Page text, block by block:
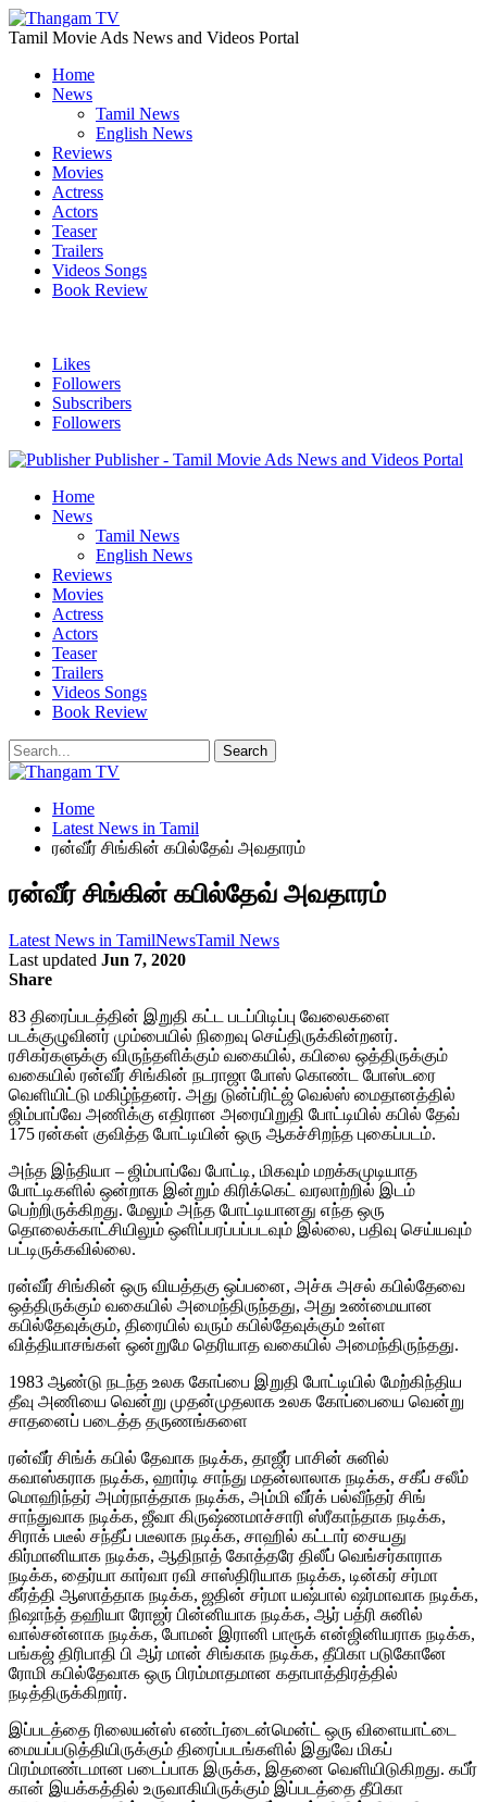
Tamil Movie Ads News and Videos Portal
Home
News
Tamil News
English News
Reviews
Movies
Actress
Actors
Teaser
Trailers
Videos Songs
Book Review
Likes
Followers
Subscribers
Followers
Publisher - Tamil Movie Ads News and Videos Portal
Home
News
Tamil News
English News
Reviews
Movies
Actress
Actors
Teaser
Trailers
Videos Songs
Book Review
Home
Latest News in Tamil
ரன்வீர் சிங்கின் கபில்தேவ் அவதாரம்
ரன்வீர் சிங்கின் கபில்தேவ் அவதாரம்
Latest News in TamilNewsTamil News
Last updated Jun 7, 2020
Share
83 திரைப்படத்தின் இறுதி கட்ட படப்பிடிப்பு வேலைகளை
படக்குழுவினர் மும்பையில் நிறைவு செய்திருக்கின்றனர்.
ரசிகர்களுக்கு விருந்தளிக்கும் வகையில், கபிலை ஒத்திருக்கும்
வகையில் ரன்வீர் சிங்கின் நடராஜா போஸ் கொண்ட போஸ்டரை
வெளியிட்டு மகிழ்ந்தனர். அது டுன்ப்ரிட்ஜ் வெல்ஸ் மைதானத்தில்
ஜிம்பாப்வே அணிக்கு எதிரான அரையிறுதி போட்டியில் கபில் தேவ்
175 ரன்கள் குவித்த போட்டியின் ஒரு ஆகச்சிறந்த புகைப்படம்.
அந்த இந்தியா – ஜிம்பாப்வே போட்டி, மிகவும் மறக்கமுடியாத
போட்டிகளில் ஒன்றாக இன்றும் கிரிக்கெட் வரலாற்றில் இடம்
பெற்றிருக்கிறது. மேலும் அந்த போட்டியானது எந்த ஒரு
தொலைக்காட்சியிலும் ஒளிப்பரப்பப்படவும் இல்லை, பதிவு செய்யவும்
பட்டிருக்கவில்லை.
ரன்வீர் சிங்கின் ஒரு வியத்தகு ஒப்பனை, அச்சு அசல் கபில்தேவை
ஒத்திருக்கும் வகையில் அமைந்திருந்தது, அது உண்மையான
கபில்தேவுக்கும், திரையில் வரும் கபில்தேவுக்கும் உள்ள
வித்தியாசங்கள் ஒன்றுமே தெரியாத வகையில் அமைந்திருந்தது.
1983 ஆண்டு நடந்த உலக கோப்பை இறுதி போட்டியில் மேற்கிந்திய
தீவு அணியை வென்று முதன்முதலாக உலக கோப்பையை வென்று
சாதனைப் படைத்த தருணங்களை
ரன்வீர் சிங்க் கபில் தேவாக நடிக்க, தாஜீர் பாசின் சுனில்
கவாஸ்கராக நடிக்க, ஹார்டி சாந்து மதன்லாலாக நடிக்க, சகீப் சலீம்
மொஹிந்தர் அமர்நாத்தாக நடிக்க, அம்மி வீர்க் பல்வீந்தர் சிங்
சாந்துவாக நடிக்க, ஜீவா கிருஷ்ணமாச்சாரி ஸ்ரீகாந்தாக நடிக்க,
சிராக் படீல் சந்தீப் படீலாக நடிக்க, சாஹில் கட்டார் சையது
கிர்மானியாக நடிக்க, ஆதிநாத் கோத்தரே திலீப் வெங்சர்காராக
நடிக்க, தைர்யா கார்வா ரவி சாஸ்திரியாக நடிக்க, டின்கர் சர்மா
கீர்த்தி ஆஸாத்தாக நடிக்க, ஜதின் சர்மா யஷ்பால் ஷர்மாவாக நடிக்க,
நிஷாந்த் தஹியா ரோஜர் பின்னியாக நடிக்க, ஆர் பத்ரி சுனில்
வால்சன்னாக நடிக்க, போமன் இரானி பாரூக் என்ஜினியராக நடிக்க,
பங்கஜ் திரிபாதி பி ஆர் மான் சிங்காக நடிக்க, தீபிகா படுகோனே
ரோமி கபில்தேவாக ஒரு பிரம்மாதமான கதாபாத்திரத்தில்
நடித்திருக்கிறார்.
இப்படத்தை ரிலையன்ஸ் எண்டர்டைன்மென்ட் ஒரு விளையாட்டை
மையப்படுத்தியிருக்கும் திரைப்படங்களில் இதுவே மிகப்
பிரம்மாண்டமான படைப்பாக இருக்க, இதனை வெளியிடுகிறது. கபீர்
கான் இயக்கத்தில் உருவாகியிருக்கும் இப்படத்தை தீபிகா